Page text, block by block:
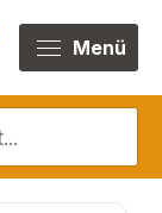
Menü